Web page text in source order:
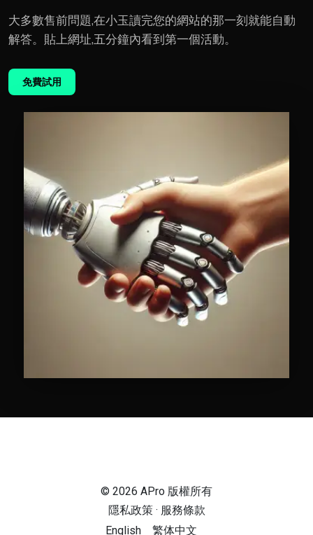
大多數售前問題,在小玉讀完您的網站的那一刻就能自動
解答。貼上網址,五分鐘內看到第一個活動。
免費試用
© 2026 APro 版權所有
隱私政策· 服務條款
English
繁体中文